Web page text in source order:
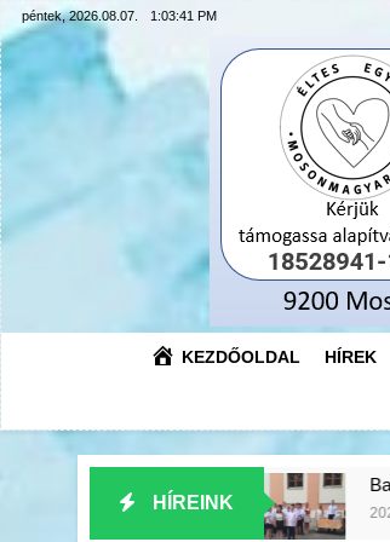
Ugrás
a
tartalomra
péntek, 2026.08.07. 1:03:42 PM
KEZDŐOLDAL HÍREK
HÍREINK
Ballagás 2026.
2026.06.30.